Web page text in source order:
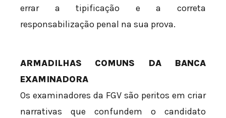
errar a tipificação e a correta
responsabilização penal na sua prova.
ARMADILHAS COMUNS DA BANCA
EXAMINADORA
Os examinadores da FGV são peritos em criar
narrativas que confundem o candidato